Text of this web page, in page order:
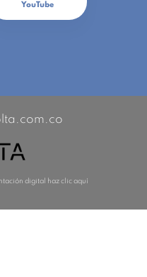
YouTube
digital haz clic aquí